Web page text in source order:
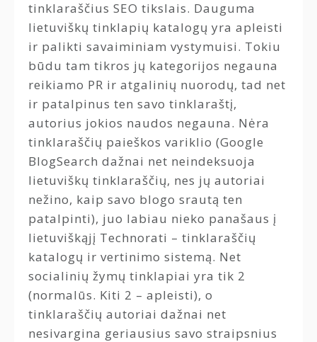
tinklaraščius SEO tikslais. Dauguma
lietuviškų tinklapių katalogų yra apleisti
ir palikti savaiminiam vystymuisi. Tokiu
būdu tam tikros jų kategorijos negauna
reikiamo PR ir atgalinių nuorodų, tad net
ir patalpinus ten savo tinklaraštį,
autorius jokios naudos negauna. Nėra
tinklaraščių paieškos variklio (Google
BlogSearch dažnai net neindeksuoja
lietuviškų tinklaraščių, nes jų autoriai
nežino, kaip savo blogo srautą ten
patalpinti), juo labiau nieko panašaus į
lietuviškąjį Technorati – tinklaraščių
katalogų ir vertinimo sistemą. Net
socialinių žymų tinklapiai yra tik 2
(normalūs. Kiti 2 – apleisti), o
tinklaraščių autoriai dažnai net
nesivargina geriausius savo straipsnius